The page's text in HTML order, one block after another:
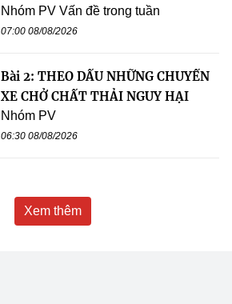
Nhóm PV Vấn đề trong tuần
07:00 08/08/2026
Bài 2: THEO DẤU NHỮNG CHUYẾN
XE CHỞ CHẤT THẢI NGUY HẠI
Nhóm PV
06:30 08/08/2026
Xem thêm